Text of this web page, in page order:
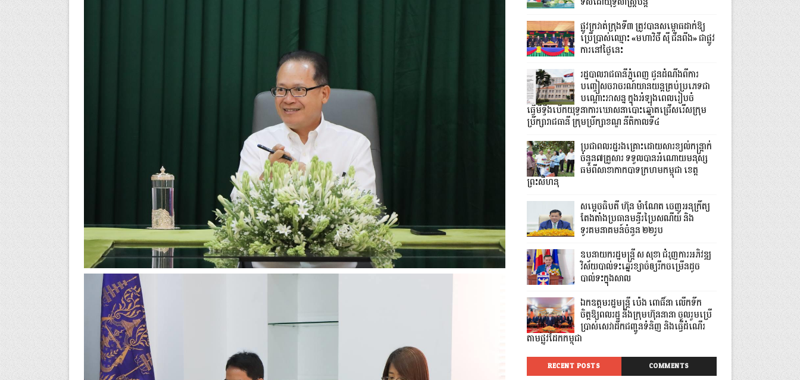
ផ្លូវក្រវាត់ក្រុងទី៣ ត្រូវបានសម្ពោធដាក់ឱ្យ
ប្រើប្រាស់ឈ្មោះ «មហាវិថី ស៊ី ជីនពីង» ជាផ្លូវ
ការនៅថ្ងៃនេះ
រដ្ឋបាលរាជធានីភ្នំពេញ ជូនដំណឹងពីការ
បញ្ចៀសចរាចរណ៍យានយន្តគ្រប់ប្រភេទជា
បណ្តោះអាសន្ន ក្នុងអំឡុងពេលរៀបចំ
ធ្វើមីទ្ទីងបើកយុទ្ធនាការឃោសនាបោះឆ្នោតជ្រើសរើសក្រុម
ប្រឹក្សារាជធានី ក្រុមប្រឹក្សាខណ្ឌ នីតិកាលទី៤
ប្រជាពលរដ្ឋរងគ្រោះដោយសារខ្យល់កន្ត្រាក់
ចំនួន៧គ្រួសារ ទទួលបានអំណោយមនុស្ស
ធម៌ពីសាខាកាកបាទក្រហមកម្ពុជា ខេត្ត
ព្រះសីហនុ
សម្តេចធិបតី ហ៊ុន ម៉ាណែត ចេញអនុក្រឹត្យ
តែងតាំងប្រធានមន្ទីរប្រៃសណីយ៍ និង
ទូរគមនាគមន៍ចំនួន ២២រូប
ឧបនាយករដ្ឋមន្ដ្រី ស សុខា ជំរុញការអភិវឌ្ឍ
វិស័យបាល់ទះឆ្នេរខ្សាច់ឲ្យរីកចម្រើនដូច
បាល់ទះក្នុងសាល
ឯកឧត្តមរដ្ឋមន្ត្រី ប៉េង ពោធិ៍នា លើកទឹក
ចិត្តឱ្យពលរដ្ឋ និងក្រុមហ៊ុននានា ចូលរួមប្រើ
ប្រាស់សេវាដឹកជញ្ជូនទំនិញ និងធ្វើដំណើរ
តាមផ្លូវដែកកម្ពុជា
RECENT POSTS COMMENTS